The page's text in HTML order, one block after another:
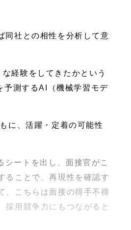
同社との相性を分析して意
経験をしてきたかという
予測するAI（機械学習モデ
に、活躍・定着の可能性
ートを出し、面接官がこ
ることで、再現性を確認す
、こちらは面接の得手不得
採用競争力にもつながると